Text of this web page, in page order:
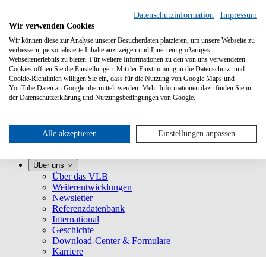
Leistungen
VLB kennenlernen
Für Selfpublisher
Für Dienstleister
Über uns
Über das VLB
Weiterentwicklungen
Newsletter
Referenzdatenbank
International
Geschichte
Download-Center & Formulare
Karriere
Datenschutzinformation
Impressum
Wir verwenden Cookies
Wir können diese zur Analyse unserer Besucherdaten platzieren, um unsere Webseite zu
verbessern, personalisierte Inhalte anzuzeigen und Ihnen ein großartiges
Webseitenerlebnis zu bieten. Für weitere Informationen zu den von uns verwendeten
Cookies öffnen Sie die Einstellungen. Mit der Einstimmung in die Datenschutz- und
Cookie-Richtlinien willigen Sie ein, dass für die Nutzung von Google Maps und
YouTube Daten an Google übermittelt werden. Mehr Informationen dazu finden Sie in
der Datenschutzerklärung und Nutzungsbedingungen von Google.
Alle akzeptieren Einstellungen anpassen